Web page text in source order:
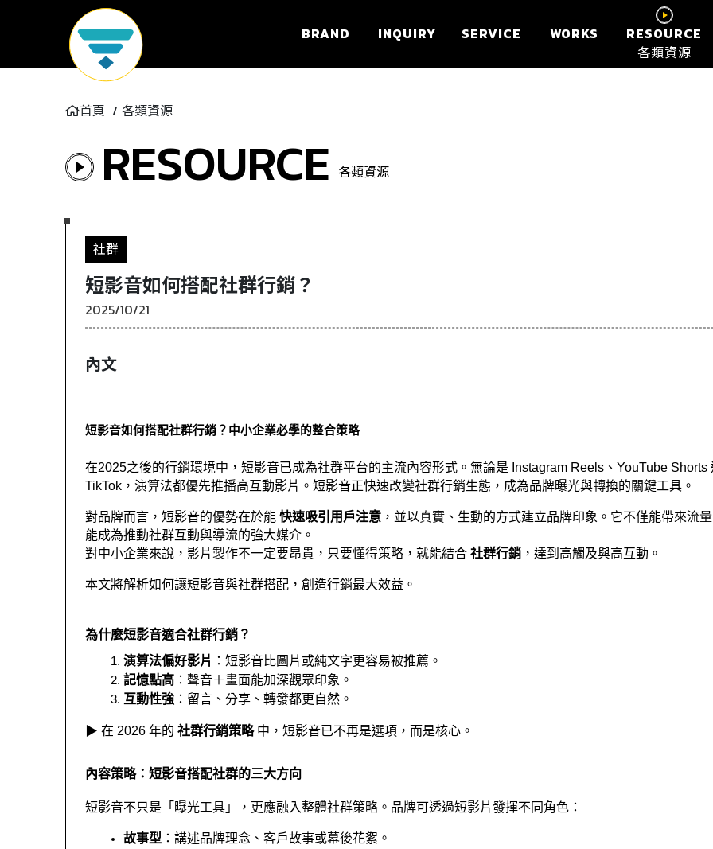
BRAND INQUIRY SERVICE WORKS
RESOURCE
各類資源
首頁 各類資源
RESOURCE 各類資源
社群
短影音如何搭配社群行銷？
2025/10/21
內文
短影音如何搭配社群行銷？中小企業必學的整合策略
在2025之後的行銷環境中，短影音已成為社群平台的主流內容形式。無論是 Instagram Reels、YouTube Shorts
TikTok，演算法都優先推播高互動影片。短影音正快速改變社群行銷生態，成為品牌曝光與轉換的關鍵工具。
對品牌而言，短影音的優勢在於能 快速吸引用戶注意 ，並以真實、生動的方式建立品牌印象。它不僅能帶來流
能成為推動社群互動與導流的強大媒介。
對中小企業來說，影片製作不一定要昂貴，只要懂得策略，就能結合 社群行銷 ，達到高觸及與高互動。
本文將解析如何讓短影音與社群搭配，創造行銷最大效益。
為什麼短影音適合社群行銷？
演算法偏好影片 ：短影音比圖片或純文字更容易被推薦。
記憶點高 ：聲音＋畫面能加深觀眾印象。
互動性強 ：留言、分享、轉發都更自然。
▶ 在 2026 年的 社群行銷策略 中，短影音已不再是選項，而是核心。
內容策略：短影音搭配社群的三大方向
短影音不只是「曝光工具」，更應融入整體社群策略。品牌可透過短影片發揮不同角色：
故事型 ：講述品牌理念、客戶故事或幕後花絮。